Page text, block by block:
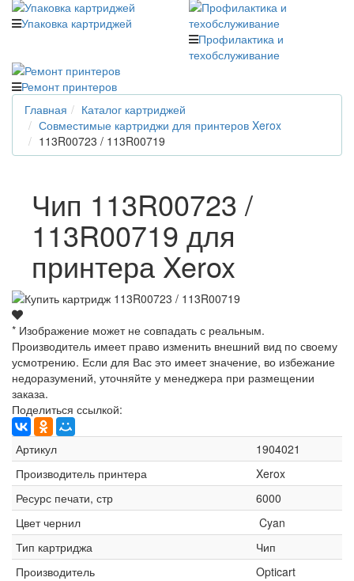
Упаковка картриджей
Профилактика и
техобслуживание
Ремонт принтеров
Главная
Каталог картриджей
Совместимые картриджи для принтеров Xerox
113R00723 / 113R00719
Чип 113R00723 /
113R00719 для
принтера Xerox
* Изображение может не совпадать с реальным.
Производитель имеет право изменить внешний вид по своему
усмотрению. Если для Вас это имеет значение, во избежание
недоразумений, уточняйте у менеджера при размещении
заказа.
Поделиться ссылкой:
Артикул
1904021
Производитель принтера
Xerox
Ресурс печати, стр
6000
Цвет чернил
Cyan
Тип картриджа
Чип
Производитель
Opticart